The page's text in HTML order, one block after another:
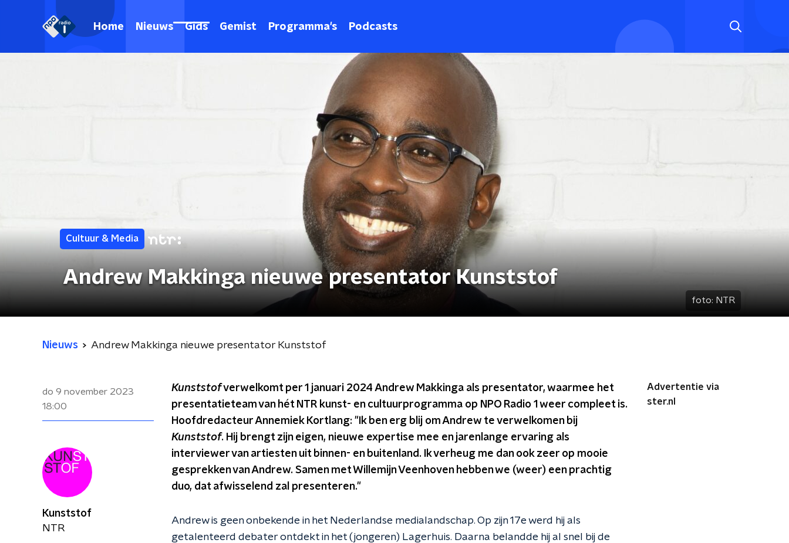
Home Nieuws Gids Gemist Programma's Podcasts
Cultuur & Media
Andrew Makkinga nieuwe presentator Kunststof
foto: NTR
Nieuws Andrew Makkinga nieuwe presentator Kunststof
do 9 november 2023
18:00
Kunststofverwelkomt per 1 januari 2024 Andrew Makkinga als presentator, waarmee het
presentatieteam van hét NTR kunst- en cultuurprogramma op NPO Radio 1 weer compleet is.
Hoofdredacteur Annemiek Kortlang: "Ik ben erg blij om Andrew te verwelkomen bij
Kunststof. Hij brengt zijn eigen, nieuwe expertise mee en jarenlange ervaring als
interviewer van artiesten uit binnen- en buitenland. Ik verheug me dan ook zeer op mooie
gesprekken van Andrew. Samen met Willemijn Veenhoven hebben we (weer) een prachtig
duo, dat afwisselend zal presenteren."
Andrew is geen onbekende in het Nederlandse medialandschap. Op zijn 17e werd hij als
getalenteerd debater ontdekt in het (jongeren) Lagerhuis. Daarna belandde hij al snel bij de
Advertentie via
ster.nl
Kunststof
NTR